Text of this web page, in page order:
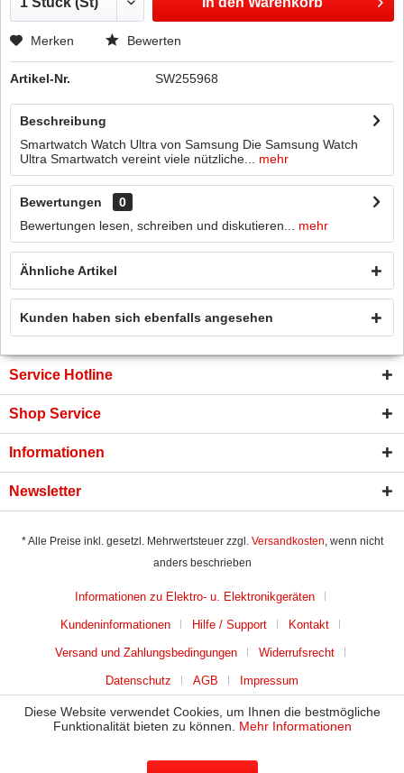
Merken Bewerten
Artikel-Nr. SW255968
Beschreibung
Smartwatch Watch Ultra von Samsung Die Samsung Watch
Ultra Smartwatch vereint viele nützliche...
mehr
Bewertungen
0
Bewertungen lesen, schreiben und diskutieren...
mehr
Ähnliche Artikel
Kunden haben sich ebenfalls angesehen
Service Hotline
Shop Service
Informationen
Newsletter
* Alle Preise inkl. gesetzl. Mehrwertsteuer zzgl. Versandkosten, wenn nicht
anders beschrieben
Informationen zu Elektro- u. Elektronikgeräten
Kundeninformationen Hilfe / Support Kontakt
Versand und Zahlungsbedingungen Widerrufsrecht
Datenschutz AGB Impressum
Diese Website verwendet Cookies, um Ihnen die bestmögliche
Funktionalität bieten zu können. Mehr Informationen